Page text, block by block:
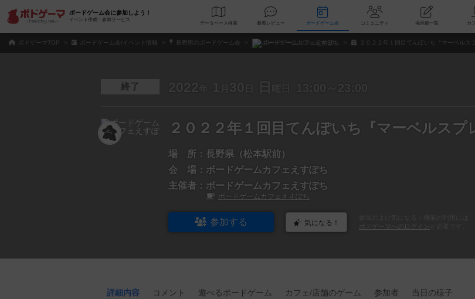
ボードゲーム会に参加しよう！
イベント作成・参加サービス
データベース 検索 新着レビュー ボードゲーム会 コミュニティ 掲示
ボドゲーマTOP ボードゲーム会/イベント情報 長野県のボードゲーム会 ボードゲームカフェえすぽち ２０２２年１回目てんぽいち『マーベルス
終了 2022 年 1 月 30 日 日 曜日 13:00～23:00
２０２２年１回目てんぽいち『マーベルスプ
場 所： 長野県（松本駅前）
会 場： ボードゲームカフェえすぽち
主催者： ボードゲームカフェえすぽち
ボードゲームカフェえすぽち
参加する 気になる！
ボドゲーマへのログイン
詳細内容 コメント 遊べるボードゲーム カフェ/店舗のゲーム 参加者 当日の様子